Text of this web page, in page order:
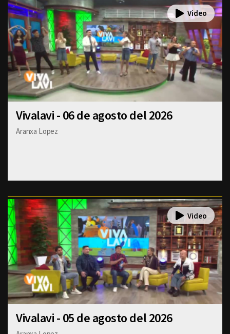
Vivalavi - 06 de agosto del 2026
Aranxa Lopez
Vivalavi - 05 de agosto del 2026